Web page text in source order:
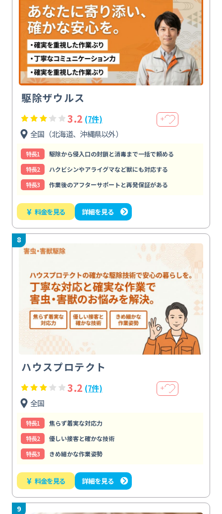
駆除ザウルス
3.2 (7件) ＋
全国（北海道、沖縄県以外）
特⻑1
駆除から侵入口の封鎖と消毒まで一括で頼める
特⻑2
ハクビシンやアライグマなど獣にも対応する
特⻑3
作業後のアフターサポートと再発保証がある
¥ 料金を見る 詳細を見る
8
ハウスプロテクト
3.2 (7件) ＋
全国
特⻑1
焦らず着実な対応力
特⻑2
優しい接客と確かな技術
特⻑3
きめ細かな作業姿勢
¥ 料金を見る 詳細を見る
9